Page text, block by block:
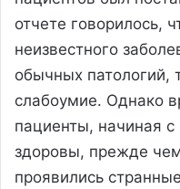
отчете говорилось,
неизвестного
обычных патологий,
слабоумие. Однако
пациенты, начиная
здоровы, прежде
проявились